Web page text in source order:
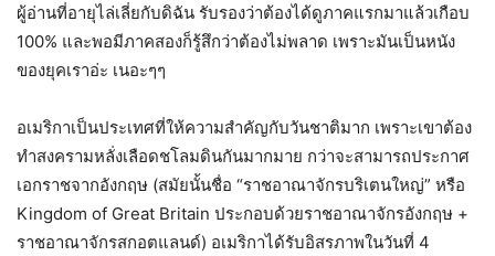
ผู้อ่านที่อายุไล่เลี่ยกับดิฉัน รับรองว่าต้องได้ดูภาคแรกมาแล้วเกือบ
100% และพอมีภาคสองก็รู้สึกว่าต้องไม่พลาด เพราะมันเป็นหนัง
ของยุคเราอ่ะ เนอะๆๆ
อเมริกาเป็นประเทศที่ให้ความสำคัญกับวันชาติมาก เพราะเขาต้อง
ทำสงครามหลั่งเลือดชโลมดินกันมากมาย กว่าจะสามารถประกาศ
เอกราชจากอังกฤษ (สมัยนั้นชื่อ “ราชอาณาจักรบริเตนใหญ่” หรือ
Kingdom of Great Britain ประกอบด้วยราชอาณาจักรอังกฤษ +
ราชอาณาจักรสกอตแลนด์) อเมริกาได้รับอิสรภาพในวันที่ 4